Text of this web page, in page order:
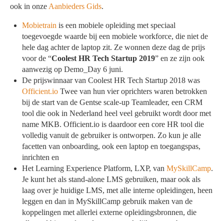
ook in onze Aanbieders Gids.
Mobietrain is een mobiele opleiding met speciaal
toegevoegde waarde bij een mobiele workforce, die niet de
hele dag achter de laptop zit. Ze wonnen deze dag de prijs
voor de “Coolest HR Tech Startup 2019” en ze zijn ook
aanwezig op Demo_Day 6 juni.
De prijswinnaar van Coolest HR Tech Startup 2018 was
Officient.io Twee van hun vier oprichters waren betrokken
bij de start van de Gentse scale-up Teamleader, een CRM
tool die ook in Nederland heel veel gebruikt wordt door met
name MKB. Officient.io is daardoor een core HR tool die
volledig vanuit de gebruiker is ontworpen. Zo kun je alle
facetten van onboarding, ook een laptop en toegangspas,
inrichten en
Het Learning Experience Platform, LXP, vanMySkillCamp.
Je kunt het als stand-alone LMS gebruiken, maar ook als
laag over je huidige LMS, met alle interne opleidingen, heen
leggen en dan in MySkillCamp gebruik maken van de
koppelingen met allerlei externe opleidingsbronnen, die